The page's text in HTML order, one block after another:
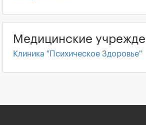
Медицинские
Клиника "Психическое Здоровье"